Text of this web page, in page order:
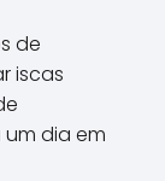
de
iscas
dia em